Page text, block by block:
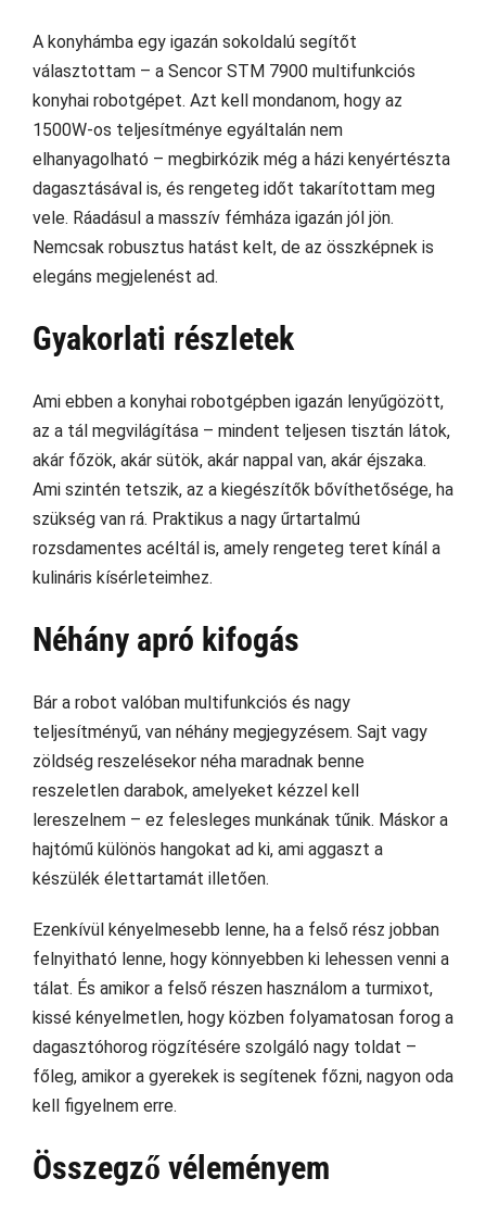
A konyhámba egy igazán sokoldalú segítőt
választottam – a Sencor STM 7900 multifunkciós
konyhai robotgépet. Azt kell mondanom, hogy az
1500W-os teljesítménye egyáltalán nem
elhanyagolható – megbirkózik még a házi kenyértészta
dagasztásával is, és rengeteg időt takarítottam meg
vele. Ráadásul a masszív fémháza igazán jól jön.
Nemcsak robusztus hatást kelt, de az összképnek is
elegáns megjelenést ad.
Gyakorlati részletek
Ami ebben a konyhai robotgépben igazán lenyűgözött,
az a tál megvilágítása – mindent teljesen tisztán látok,
akár főzök, akár sütök, akár nappal van, akár éjszaka.
Ami szintén tetszik, az a kiegészítők bővíthetősége, ha
szükség van rá. Praktikus a nagy űrtartalmú
rozsdamentes acéltál is, amely rengeteg teret kínál a
kulináris kísérleteimhez.
Néhány apró kifogás
Bár a robot valóban multifunkciós és nagy
teljesítményű, van néhány megjegyzésem. Sajt vagy
zöldség reszelésekor néha maradnak benne
reszeletlen darabok, amelyeket kézzel kell
lereszelnem – ez felesleges munkának tűnik. Máskor a
hajtómű különös hangokat ad ki, ami aggaszt a
készülék élettartamát illetően.
Ezenkívül kényelmesebb lenne, ha a felső rész jobban
felnyitható lenne, hogy könnyebben ki lehessen venni a
tálat. És amikor a felső részen használom a turmixot,
kissé kényelmetlen, hogy közben folyamatosan forog a
dagasztóhorog rögzítésére szolgáló nagy toldat –
főleg, amikor a gyerekek is segítenek főzni, nagyon oda
kell figyelnem erre.
Összegző véleményem